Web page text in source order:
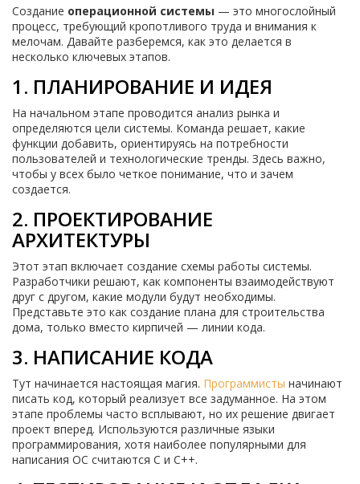
Создание операционной системы — это многослойный
процесс, требующий кропотливого труда и внимания к
мелочам. Давайте разберемся, как это делается в
несколько ключевых этапов.
1. ПЛАНИРОВАНИЕ И ИДЕЯ
На начальном этапе проводится анализ рынка и
определяются цели системы. Команда решает, какие
функции добавить, ориентируясь на потребности
пользователей и технологические тренды. Здесь важно,
чтобы у всех было четкое понимание, что и зачем
создается.
2. ПРОЕКТИРОВАНИЕ
АРХИТЕКТУРЫ
Этот этап включает создание схемы работы системы.
Разработчики решают, как компоненты взаимодействуют
друг с другом, какие модули будут необходимы.
Представьте это как создание плана для строительства
дома, только вместо кирпичей — линии кода.
3. НАПИСАНИЕ КОДА
Тут начинается настоящая магия. Программисты начинают
писать код, который реализует все задуманное. На этом
этапе проблемы часто всплывают, но их решение двигает
проект вперед. Используются различные языки
программирования, хотя наиболее популярными для
написания ОС считаются C и C++.